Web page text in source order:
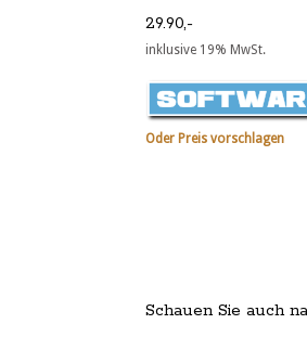
29.90,-
inklusive 19% MwSt.
Oder Preis vorschlagen
Schauen Sie auch